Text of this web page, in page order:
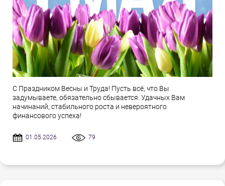
С Праздником Весны и Труда! Пусть всё, что Вы
задумываете, обязательно сбывается. Удачных Вам
начинаний, стабильного роста и невероятного
финансового успеха!
01.05.2026 79